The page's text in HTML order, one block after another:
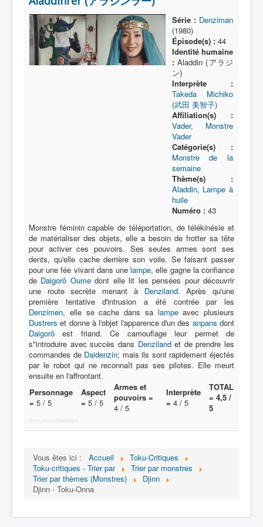
Série
Acteur
Équipe
Référence
Fanservice
Générique
Protagoniste
Entourage
Antagoniste
Monstre
Autre
Race
[]
Nom
Série : Denziman
(1980)
Épisode(s) :44
Identité humaine
:Aladdin (アラジ
ン)
Interprète :
Takeda Michiko
(武田 美智子)
Affiliation(s) :
Vader, Monstre
Vader
Catégorie(s) :
Monstre de la
semaine
Thème(s) :
Aladdin, Lampe à
huile
Numéro :43
Monstre féminin capable de téléportation, de télékinésie et
de matérialiser des objets, elle a besoin de frotter sa tête
pour activer ces pouvoirs. Ses seules armes sont ses
dents, qu'elle cache derrière son voile. Se faisant passer
pour une fée vivant dans unelampe, elle gagne la confiance
de Daigorô Oumedont elle lit les pensées pour découvrir
une route secrète menant à Denziland. Après qu'une
première tentative d'intrusion a été contrée par les
Denzimen, elle se cache dans sa lampeavec plusieurs
Dustrers et donne à l'objet l'apparence d'un des anpans dont
Daigorô est friand. Ce camouflage leur permet de
s"introduire avec succès dans Denzilandet de prendre les
commandes de Daidenzin; mais ils sont rapidement éjectés
par le robot qui ne reconnaît pas ses pilotes. Elle meurt
ensuite en l'affrontant.
Personnage
= 5 / 5
Aspect
= 5 / 5
Armes et
pouvoirs =
4 / 5
Interprète
= 4 / 5
TOTAL
= 4,5 /
5
More Joomla Extensions
Vous êtes ici : Accueil
Toku-Critiques
Toku-critiques - Trier par
Trier par monstres
Trier par thèmes (Monstres)
Djinn
Djinn - Toku-Onna